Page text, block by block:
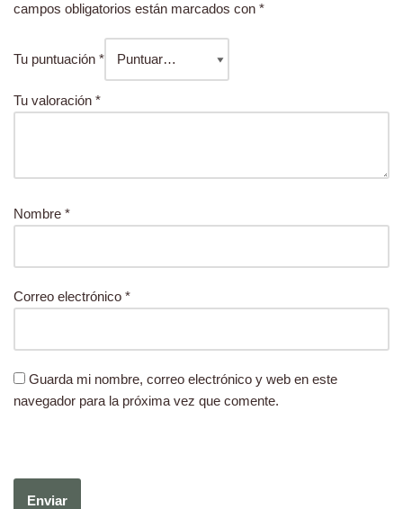
campos obligatorios están marcados con *
Tu puntuación *
Tu valoración *
Nombre *
Correo electrónico *
Guarda mi nombre, correo electrónico y web en este
navegador para la próxima vez que comente.